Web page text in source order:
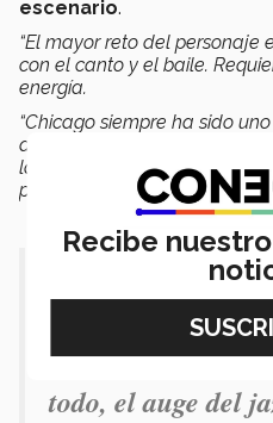
escenario.
“El mayor reto del personaje
con el canto y el baile.
energía.
“Chicago siempre ha sido
así que cuando se abrió la
la quise dejar pasar; poder
protagonistas es algo que
“Esta historia nos
con más detalle la
depresión en
todo, el auge del
Recibe